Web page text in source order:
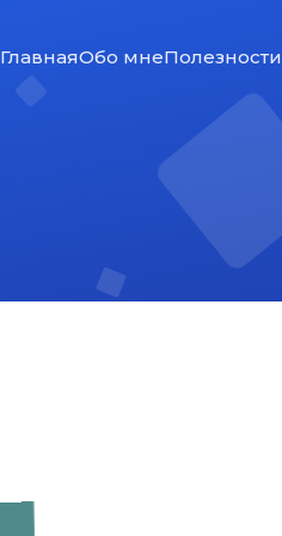
ГлавнаяОбо мнеПолезности